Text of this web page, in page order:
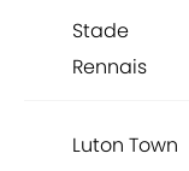
Stade
Rennais
Luton Town